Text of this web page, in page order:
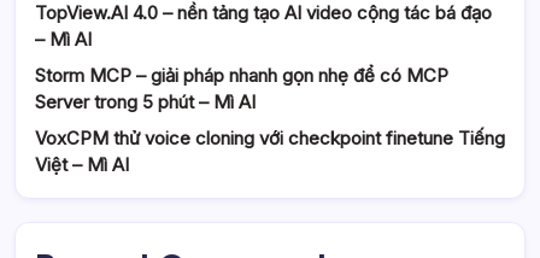
TopView.AI 4.0 – nền tảng tạo AI video cộng tác bá đạo
– Mì AI
Storm MCP – giải pháp nhanh gọn nhẹ để có MCP
Server trong 5 phút – Mì AI
VoxCPM thử voice cloning với checkpoint finetune Tiếng
Việt – Mì AI